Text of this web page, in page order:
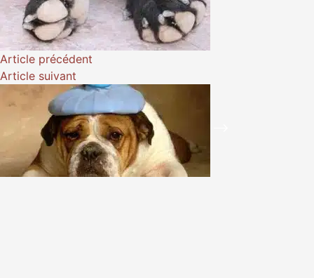
Article précédent
Article suivant